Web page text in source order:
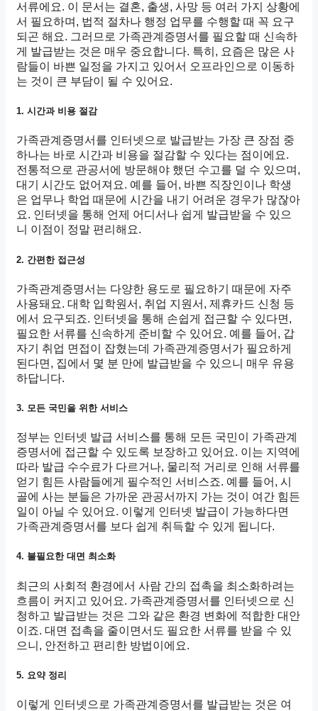
서류에요. 이 문서는 결혼, 출생, 사망 등 여러 가지 상황에
서 필요하며, 법적 절차나 행정 업무를 수행할 때 꼭 요구
되곤 해요. 그러므로 가족관계증명서를 필요할 때 신속하
게 발급받는 것은 매우 중요합니다. 특히, 요즘은 많은 사
람들이 바쁜 일정을 가지고 있어서 오프라인으로 이동하
는 것이 큰 부담이 될 수 있어요.
1. 시간과 비용 절감
가족관계증명서를 인터넷으로 발급받는 가장 큰 장점 중
하나는 바로 시간과 비용을 절감할 수 있다는 점이에요.
전통적으로 관공서에 방문해야 했던 수고를 덜 수 있으며,
대기 시간도 없어져요. 예를 들어, 바쁜 직장인이나 학생
은 업무나 학업 때문에 시간을 내기 어려운 경우가 많잖아
요. 인터넷을 통해 언제 어디서나 쉽게 발급받을 수 있으
니 이점이 정말 편리해요.
2. 간편한 접근성
가족관계증명서는 다양한 용도로 필요하기 때문에 자주
사용돼요. 대학 입학원서, 취업 지원서, 제휴카드 신청 등
에서 요구되죠. 인터넷을 통해 손쉽게 접근할 수 있다면,
필요한 서류를 신속하게 준비할 수 있어요. 예를 들어, 갑
자기 취업 면접이 잡혔는데 가족관계증명서가 필요하게
된다면, 집에서 몇 분 만에 발급받을 수 있으니 매우 유용
하답니다.
3. 모든 국민을 위한 서비스
정부는 인터넷 발급 서비스를 통해 모든 국민이 가족관계
증명서에 접근할 수 있도록 보장하고 있어요. 이는 지역에
따라 발급 수수료가 다르거나, 물리적 거리로 인해 서류를
얻기 힘든 사람들에게 필수적인 서비스죠. 예를 들어, 시
골에 사는 분들은 가까운 관공서까지 가는 것이 여간 힘든
일이 아닐 수 있어요. 이렇게 인터넷 발급이 가능하다면
가족관계증명서를 보다 쉽게 취득할 수 있게 됩니다.
4. 불필요한 대면 최소화
최근의 사회적 환경에서 사람 간의 접촉을 최소화하려는
흐름이 커지고 있어요. 가족관계증명서를 인터넷으로 신
청하고 발급받는 것은 그와 같은 환경 변화에 적합한 대안
이죠. 대면 접촉을 줄이면서도 필요한 서류를 받을 수 있
으니, 안전하고 편리한 방법이에요.
5. 요약 정리
이렇게 인터넷으로 가족관계증명서를 발급받는 것은 여